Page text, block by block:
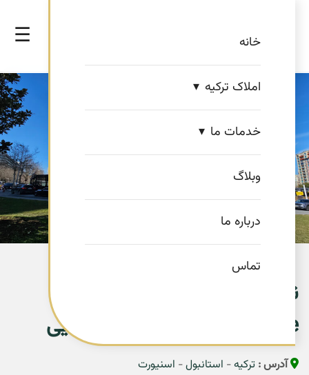
خانه
املاک ترکیه
خدمات ما
وبلاگ
درباره ما
تماس
☰
Residence در استانبول اروپایی
آدرس : ترکیه- استانبول- اسنیورت